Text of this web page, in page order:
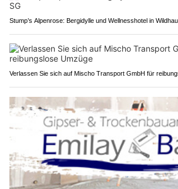
Stump’s Alpenrose: Bergidylle und Wellnesshotel in
Verlassen Sie sich auf Mischo Transport GmbH für